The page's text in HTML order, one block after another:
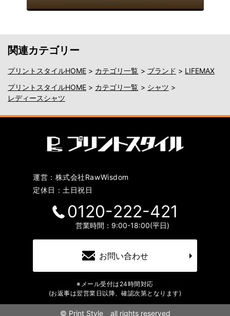
関連カテゴリー
プリントスタイルHOME > カテゴリ一覧 > ブランド > LIFEMAX
プリントスタイルHOME > カテゴリ一覧 > シャツ >
レディースシャツ
運営：株式会社RawWisdom
定休日：土日祝日
0120-222-421
営業時間：9:00-18:00(平日)
お問い合わせ
※メール受付は24時間対応
(お返事は翌営業日以降、確認次第となります)
© Print Style all rights reserved